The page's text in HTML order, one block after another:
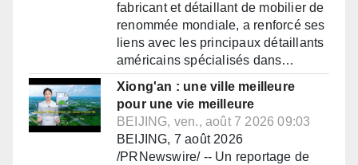
fabricant et détaillant de mobilier de
renommée mondiale, a renforcé ses
liens avec les principaux détaillants
américains spécialisés dans…
Xiong'an : une ville meilleure
pour une vie meilleure
BEIJING, ven., août 7 2026 09:03
BEIJING, 7 août 2026
/PRNewswire/ -- Un reportage de